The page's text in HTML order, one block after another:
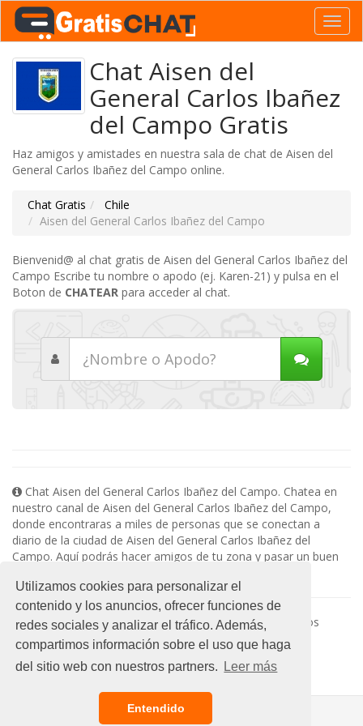
Utilizamos cookies para personalizar el
contenido y los anuncios, ofrecer funciones de
redes sociales y analizar el tráfico. Además,
compartimos información sobre el uso que haga
del sitio web con nuestros partners.
Leer más
Entendido
Chat Aisen del
General Carlos Ibañez
del Campo Gratis
Haz amigos y amistades en nuestra sala de chat de Aisen del
General Carlos Ibañez del Campo online.
Chat Gratis
Chile
Aisen del General Carlos Ibañez del Campo
Bienvenid@ al chat gratis de Aisen del General Carlos Ibañez del
Campo Escribe tu nombre o apodo (ej. Karen-21) y pulsa en el
Boton de CHATEAR para acceder al chat.
Chat Aisen del General Carlos Ibañez del Campo. Chatea en
nuestro canal de Aisen del General Carlos Ibañez del Campo,
donde encontraras a miles de personas que se conectan a
diario de la ciudad de Aisen del General Carlos Ibañez del
Campo. Aquí podrás hacer amigos de tu zona y pasar un buen
Salas de chat relacionadas con Aisen del General Carlos
Ibañez del Campo :
No existen subsalas en esta categoria